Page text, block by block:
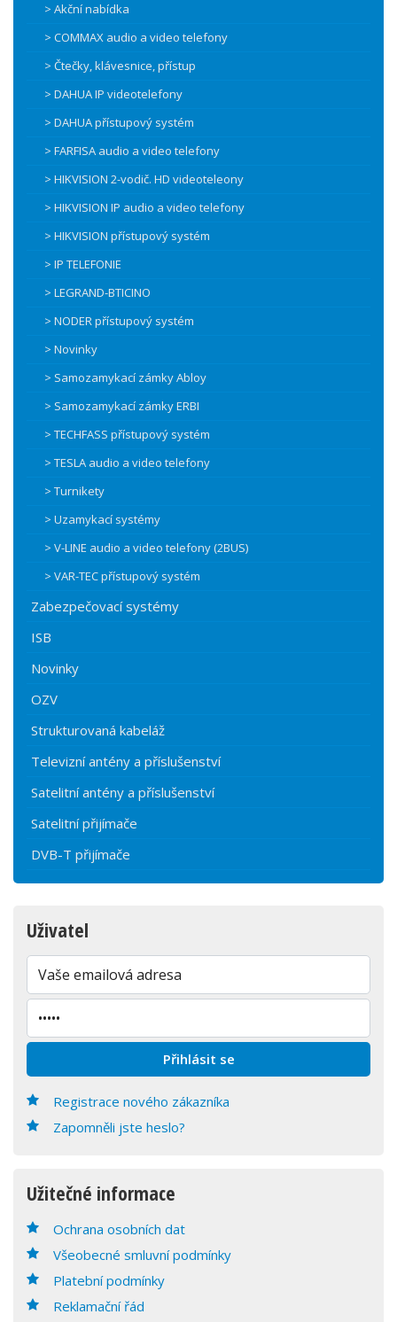
> Akční nabídka
> COMMAX audio a video telefony
> Čtečky, klávesnice, přístup
> DAHUA IP videotelefony
> DAHUA přístupový systém
> FARFISA audio a video telefony
> HIKVISION 2-vodič. HD videoteleony
> HIKVISION IP audio a video telefony
> HIKVISION přístupový systém
> IP TELEFONIE
> LEGRAND-BTICINO
> NODER přístupový systém
> Novinky
> Samozamykací zámky Abloy
> Samozamykací zámky ERBI
> TECHFASS přístupový systém
> TESLA audio a video telefony
> Turnikety
> Uzamykací systémy
> V-LINE audio a video telefony (2BUS)
> VAR-TEC přístupový systém
Zabezpečovací systémy
ISB
Novinky
OZV
Strukturovaná kabeláž
Televizní antény a příslušenství
Satelitní antény a příslušenství
Satelitní přijímače
DVB-T přijímače
Uživatel
Registrace nového zákazníka
Zapomněli jste heslo?
Užitečné informace
Ochrana osobních dat
Všeobecné smluvní podmínky
Platební podmínky
Reklamační řád